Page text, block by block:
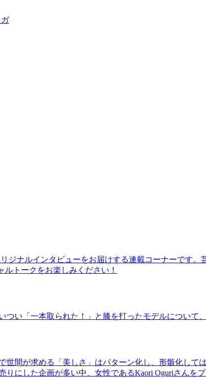
ナルインタビューをお届けする連載コーナーです。
トークをお楽しみください！
い「一本取られた！」と膝を打ったモデルについて
間が求める「美しさ」はパターン化し、形骸化して
にした企画が多い中、女性であるKaori Oguriさんを